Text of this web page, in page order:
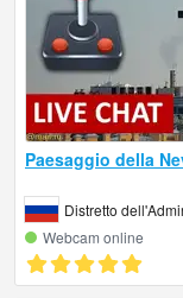
Paesaggio della
Distretto
Webcam online